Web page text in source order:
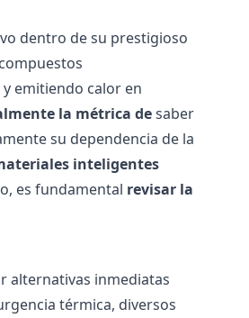
dentro de su prestigioso
emitiendo calor en
la métrica desaber
su dependencia de la
inteligentes
es fundamental revisar la
alternativas inmediatas
térmica, diversos